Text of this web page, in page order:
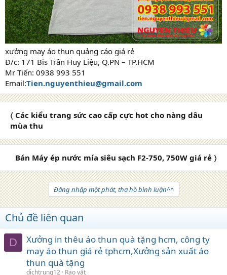
xưởng may áo thun quảng cáo giá rẻ
Đ/c: 171 Bis Trần Huy Liệu, Q.PN – TP.HCM
Mr Tiến: 0938 993 551
Email:Tien.nguyenthieu@gmail.com
〈 Các kiểu trang sức cao cấp cực hot cho nàng dâu
mùa thu
Bán Máy ép nước mía siêu sạch F2-750, 750W giá rẻ 〉
Đăng nhập một phát, tha hồ bình luận^^
Chủ đề liên quan
D
Xưởng in thêu áo thun quà tặng hcm, công ty
may áo thun giá rẻ tphcm,Xưởng sản xuất áo
thun quà tặng
dichtrung12 Rao vặt